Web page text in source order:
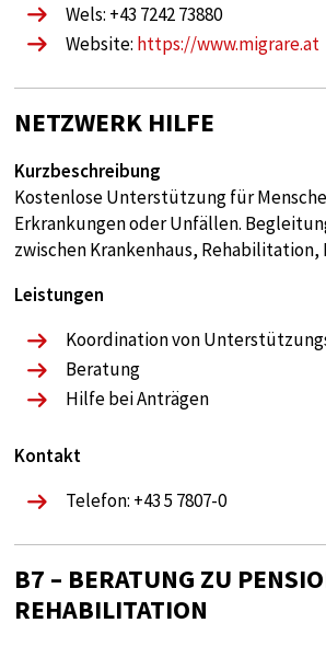
Wels: +43 7242 73880
Website: https://www.migrare.at
NETZWERK HILFE
Kurzbeschreibung
Kostenlose Unterstützung für
Erkrankungen oder Unfällen.
zwischen Krankenhaus,
Leistungen
Koordination von
Beratung
Hilfe bei Anträgen
Kontakt
Telefon: +43 5 7807-0
B7 – BERATUNG ZU
REHABILITATION